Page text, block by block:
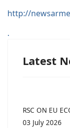
http://
.
Latest
RSC ON EU
03 July 2026